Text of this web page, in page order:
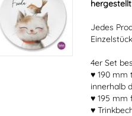
Jedes
4er Set
♥ 190 mm
innerhalb
♥ 195 mm
♥